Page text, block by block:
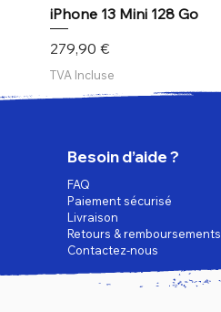
iPhone 13 Mini 128 Go
Prix
279,90 €
TVA Incluse
Besoin d’aide ?
FAQ
Paiement sécurisé
Livraison
Retours & remboursements
Contactez-nous